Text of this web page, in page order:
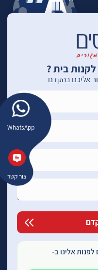
WhatsApp
צור קשר
בית ?
אליכם בהקדם
אלינו ב-